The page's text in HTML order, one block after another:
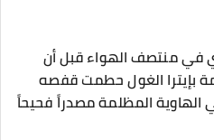
في منتصف الهواء قبل أن
بإيترا الغول حطمت قفصه
المظلمة مصدراً فحيحاً